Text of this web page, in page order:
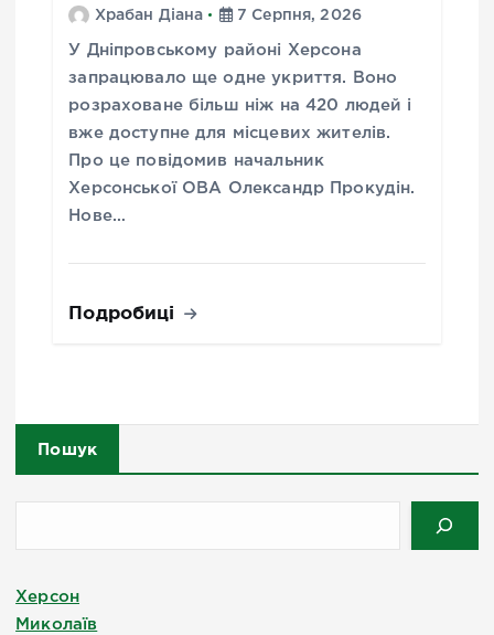
Храбан Діана 7 Серпня, 2026
У Дніпровському районі Херсона
запрацювало ще одне укриття. Воно
розраховане більш ніж на 420 людей і
вже доступне для місцевих жителів.
Про це повідомив начальник
Херсонської ОВА Олександр Прокудін.
Нове…
Подробиці
Пошук
Херсон
Миколаїв